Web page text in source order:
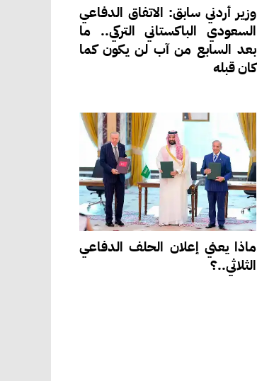
وزير أردني سابق: الاتفاق الدفاعي
السعودي الباكستاني التركي.. ما
بعد السابع من آب لن يكون كما
كان قبله
ماذا يعني إعلان الحلف الدفاعي
الثلاثي..؟